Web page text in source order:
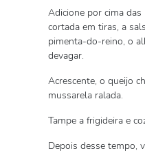
Adicione por cima
cortada em tiras, a
pimenta-do-reino, o
devagar.
Acrescente, o queijo
mussarela ralada.
Tampe a frigideira e
Depois desse tempo,